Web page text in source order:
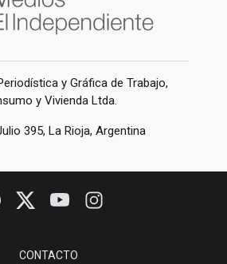
y Gráfica de Trabajo,
y Vivienda Ltda.
395, La Rioja, Argentina
CONTACTO